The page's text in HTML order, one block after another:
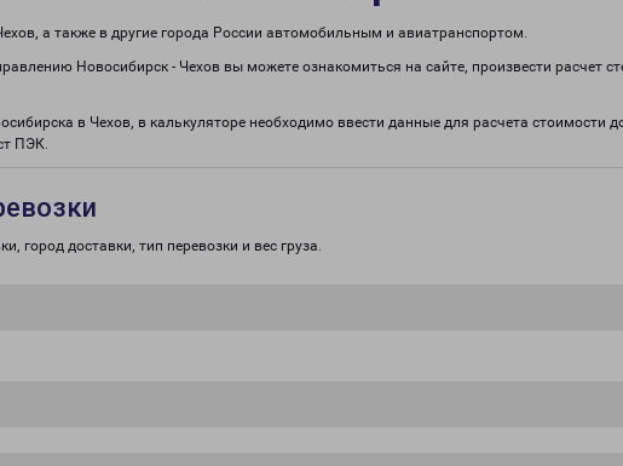
а также в другие города России автомобильным и авиатранспортом.
Новосибирск - Чехов вы можете ознакомиться на сайте, произвести расчет
в Чехов, в калькуляторе необходимо ввести данные для расчета стоимости
ПЭК.
город доставки, тип перевозки и вес груза.